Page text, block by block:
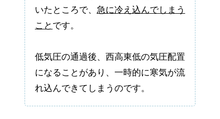
いたところで、 急に冷え込んでしまう
こと です。
低気圧の通過後、西高東低の気圧配置
になることがあり、一時的に寒気が流
れ込んできてしまうのです。